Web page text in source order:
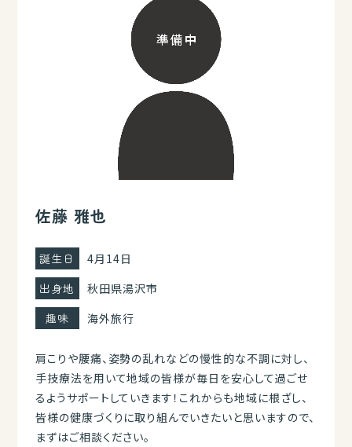
佐藤 雅也
誕生日
4月14日
出身地
秋田県湯沢市
趣味
海外旅行
肩こりや腰痛、姿勢の乱れなどの慢性的な不調に対し、
手技療法を用いて地域の皆様が毎日を安心して過ごせ
るようサポートしていきます！これからも地域に根ざし、
皆様の健康づくりに取り組んでいきたいと思いますので、
まずはご相談ください。